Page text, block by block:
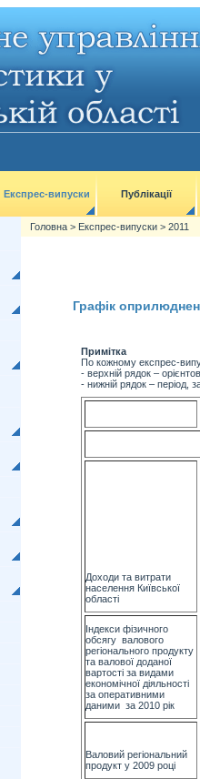
Експрес-випуски Публікації
Головна > Експрес-випуски > 2011
Графік
Примітка
По кожному експрес-
- верхній рядок –
- нижній рядок – період,
Доходи та витрати
населення Київської
області
Індекси фізичного
обсягу валового
регіонального продукту
та валової доданої
вартості за видами
економічної діяльності
за оперативними
даними за 2010 рік
Валовий регіональний
продукт у 2009 році